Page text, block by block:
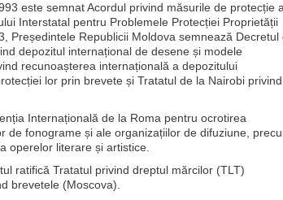
este semnat Acordul privind măsurile de protecție
Interstatal pentru Problemele Protecției Proprietății
Președintele Republicii Moldova semnează Decretul
depozitul internațional de desene și modele
recunoașterea internațională a depozitului
lor prin brevete și Tratatul de la Nairobi privind
Internațională de la Roma pentru ocrotirea
de fonograme și ale organizațiilor de difuziune,
operelor literare și artistice.
ratifică Tratatul privind dreptul mărcilor (TLT)
brevetele (Moscova).